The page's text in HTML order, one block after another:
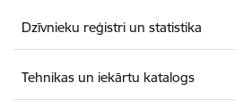
Dzīvnieku reģistri un statistika
Tehnikas un iekārtu katalogs